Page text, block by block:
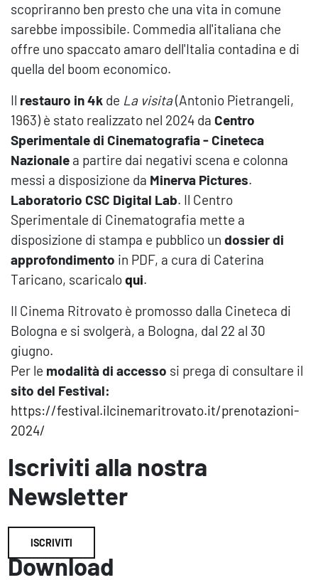
scopriranno ben presto che una vita in comune
sarebbe impossibile. Commedia all'italiana che
offre uno spaccato amaro dell'Italia contadina e di
quella del boom economico.
Il restauro in 4k de La visita(Antonio Pietrangeli,
1963) è stato realizzato nel 2024 da Centro
Sperimentale di Cinematografia - Cineteca
Nazionale a partire dai negativi scena e colonna
messi a disposizione da Minerva Pictures.
Laboratorio CSC Digital Lab. Il Centro
Sperimentale di Cinematografia mette a
disposizione di stampa e pubblico un dossier di
approfondimento in PDF, a cura di Caterina
Taricano, scaricaloqui.
Il Cinema Ritrovato è promosso dalla Cineteca di
Bologna e si svolgerà, a Bologna, dal 22 al 30
giugno.
Per le modalità di accesso si prega di consultare il
sito del Festival:
https://festival.ilcinemaritrovato.it/prenotazioni-
2024/
Iscriviti alla nostra
Newsletter
ISCRIVITI
Download